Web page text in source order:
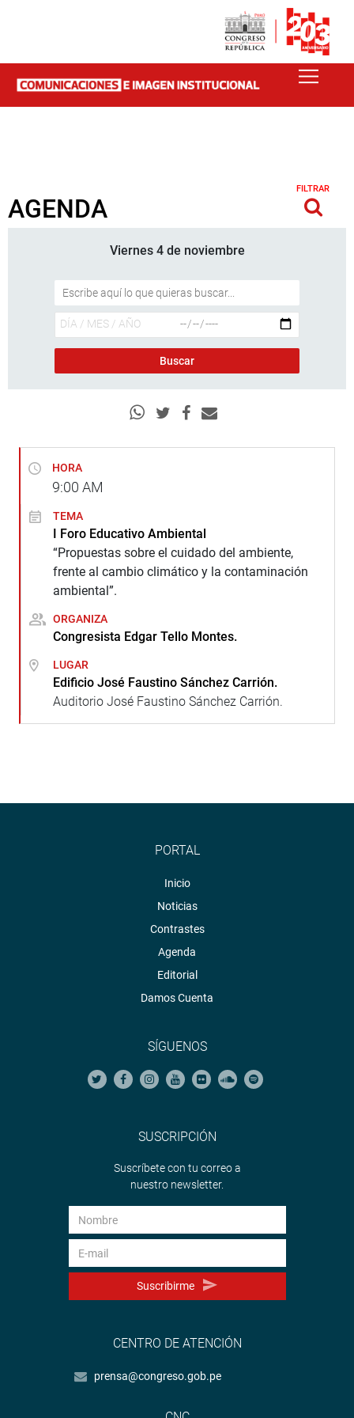
AGENDA
FILTRAR
Viernes 4 de noviembre
HORA
9:00 AM
TEMA
I Foro Educativo Ambiental
“Propuestas sobre el cuidado del ambiente,
frente al cambio climático y la contaminación
ambiental”.
ORGANIZA
Congresista Edgar Tello Montes.
LUGAR
Edificio José Faustino Sánchez Carrión.
Auditorio José Faustino Sánchez Carrión.
PORTAL
Inicio
Noticias
Contrastes
Agenda
Editorial
Damos Cuenta
SÍGUENOS
SUSCRIPCIÓN
Suscríbete con tu correo a
nuestro newsletter.
Suscribirme
CENTRO DE ATENCIÓN
prensa@congreso.gob.pe